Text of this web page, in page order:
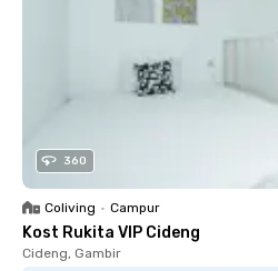
360
Coliving • Campur
Kost Rukita VIP Cideng
Cideng, Gambir